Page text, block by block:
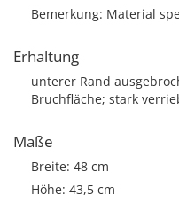
Bemerkung: Material
Erhaltung
unterer Rand
Bruchfläche; stark
Maße
Breite: 48 cm
Höhe: 43,5 cm